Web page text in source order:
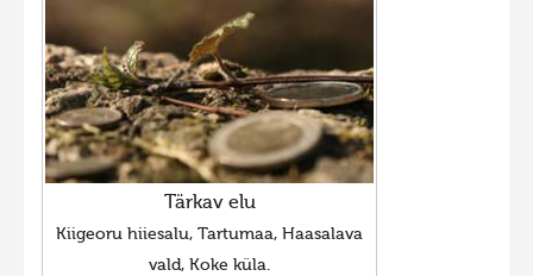
Tärkav elu
Kiigeoru hiiesalu, Tartumaa, Haasalava
vald, Koke küla.